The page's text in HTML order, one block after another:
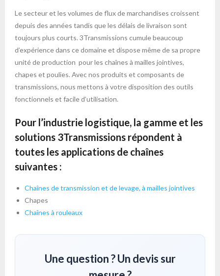
Le secteur et les volumes de flux de marchandises croissent
depuis des années tandis que les délais de livraison sont
toujours plus courts. 3Transmissions cumule beaucoup
d’expérience dans ce domaine et dispose même de sa propre
unité de production pour les chaînes à mailles jointives,
chapes et poulies. Avec nos produits et composants de
transmissions, nous mettons à votre disposition des outils
fonctionnels et facile d’utilisation.
Pour l’industrie logistique, la gamme et les
solutions 3Transmissions répondent à
toutes les applications de chaînes
suivantes :
Chaînes de transmission et de levage, à mailles jointives
Chapes
Chaînes à rouleaux
Une question ? Un devis sur